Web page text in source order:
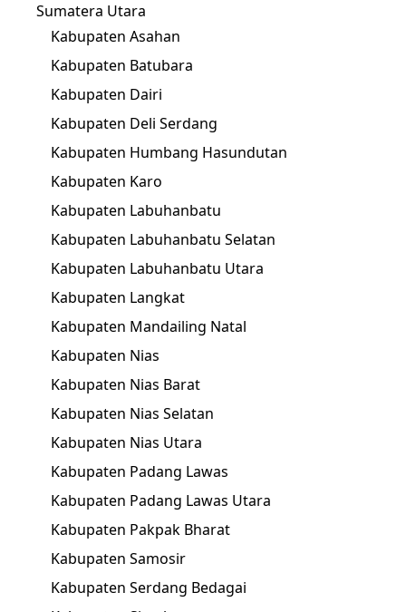
Sumatera Utara
Kabupaten Asahan
Kabupaten Batubara
Kabupaten Dairi
Kabupaten Deli Serdang
Kabupaten Humbang Hasundutan
Kabupaten Karo
Kabupaten Labuhanbatu
Kabupaten Labuhanbatu Selatan
Kabupaten Labuhanbatu Utara
Kabupaten Langkat
Kabupaten Mandailing Natal
Kabupaten Nias
Kabupaten Nias Barat
Kabupaten Nias Selatan
Kabupaten Nias Utara
Kabupaten Padang Lawas
Kabupaten Padang Lawas Utara
Kabupaten Pakpak Bharat
Kabupaten Samosir
Kabupaten Serdang Bedagai